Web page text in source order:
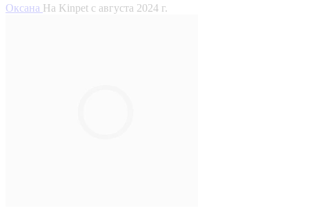
Оксана На Kinpet c августа 2024 г.